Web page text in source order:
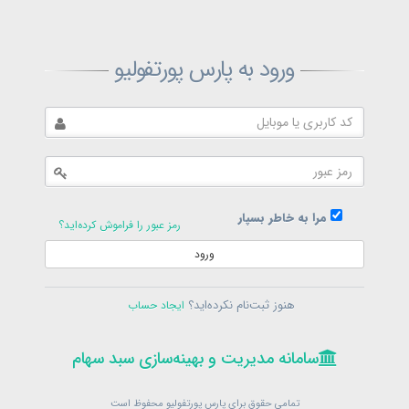
ورود به پارس پورتفولیو
مرا به خاطر بسپار
رمز عبور را فراموش کرده‌اید؟
ورود
هنوز ثبت‌نام نکرده‌اید؟ ایجاد حساب
سامانه مدیریت و بهینه‌سازی سبد سهام
تمامی حقوق برای پارس پورتفولیو محفوظ است
ثبت‌نام پارس پورتفولیو
ثبت‌نام
در حال حاضر عضو هستید؟فرم ورود
سامانه مدیریت و بهینه‌سازی سبد سهام
بازیابی رمز پارس پورتفولیو
در حال حاضر عضو هستید؟
سامانه مدیریت و بهینه‌سازی سبد سهام
تمامی حقوق برای پارس پورتفولیو محفوظ است